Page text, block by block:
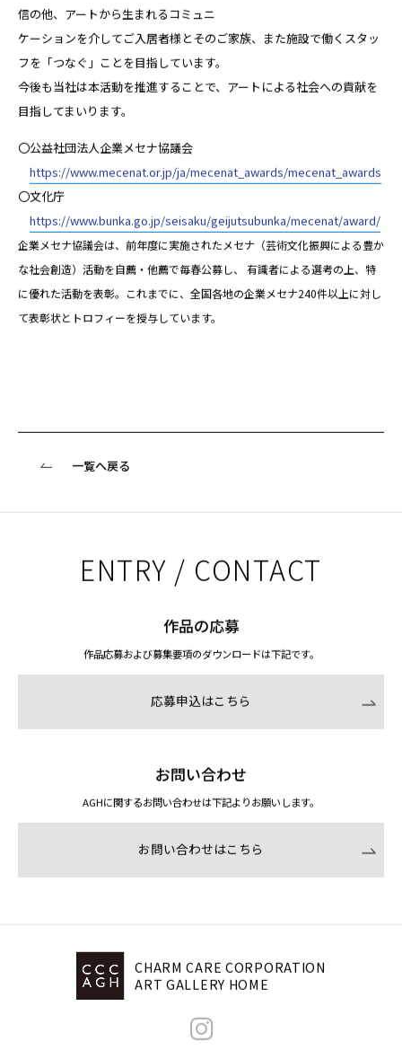
信の他、アートから生まれるコミュニ
ケーションを介してご入居者様とそのご家族、また施設で働くスタッ
フを「つなぐ」ことを目指しています。
今後も当社は本活動を推進することで、アートによる社会への貢献を
目指してまいります。
〇公益社団法人企業メセナ協議会
https://www.mecenat.or.jp/ja/mecenat_awards/mecenat_awards
〇文化庁
https://www.bunka.go.jp/seisaku/geijutsubunka/mecenat/award/
企業メセナ協議会は、前年度に実施されたメセナ（芸術文化振興による豊か
な社会創造）活動を自薦・他薦で毎春公募し、 有識者による選考の上、特
に優れた活動を表彰。これまでに、全国各地の企業メセナ240件以上に対し
て表彰状とトロフィーを授与しています。
一覧へ戻る
ENTRY / CONTACT
作品の応募
作品応募および募集要項のダウンロードは下記です。
応募申込はこちら
お問い合わせ
AGHに関するお問い合わせは下記よりお願いします。
お問い合わせはこちら
CHARM CARE CORPORATION
ART GALLERY HOME